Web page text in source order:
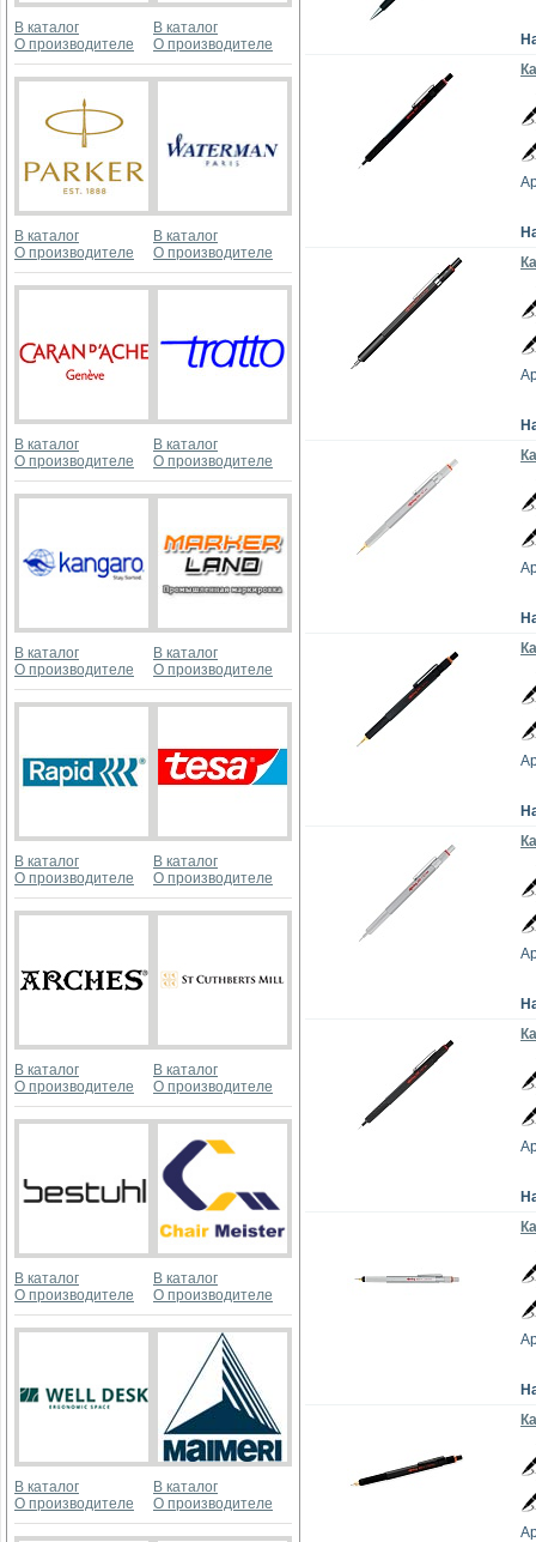
В каталог
О производителе
В каталог
О производителе
В каталог
О производителе
В каталог
О производителе
В каталог
О производителе
В каталог
О производителе
В каталог
О производителе
В каталог
О производителе
В каталог
О производителе
В каталог
О производителе
В каталог
О производителе
В каталог
О производителе
В каталог
О производителе
В каталог
О производителе
В каталог
О производителе
В каталог
О производителе